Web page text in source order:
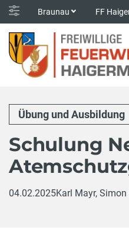
Braunau FF
Übung und Ausbildung
Schulung
04.02.2025Karl Mayr,